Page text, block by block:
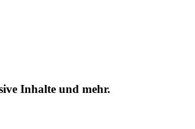
Inhalte und mehr.